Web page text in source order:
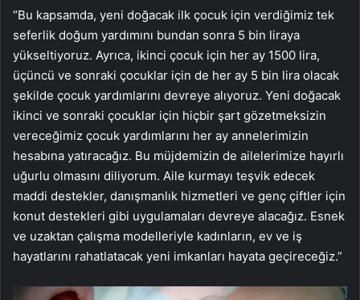
“Bu kapsamda, yeni doğacak ilk çocuk için verdiğimiz tek
seferlik doğum yardımını bundan sonra 5 bin liraya
yükseltiyoruz. Ayrıca, ikinci çocuk için her ay 1500 lira,
üçüncü ve sonraki çocuklar için de her ay 5 bin lira olacak
şekilde çocuk yardımlarını devreye alıyoruz. Yeni doğacak
ikinci ve sonraki çocuklar için hiçbir şart gözetmeksizin
vereceğimiz çocuk yardımlarını her ay annelerimizin
hesabına yatıracağız. Bu müjdemizin de ailelerimize hayırlı
uğurlu olmasını diliyorum. Aile kurmayı teşvik edecek
maddi destekler, danışmanlık hizmetleri ve genç çiftler için
konut destekleri gibi uygulamaları devreye alacağız. Esnek
ve uzaktan çalışma modelleriyle kadınların, ev ve iş
hayatlarını rahatlatacak yeni imkanları hayata geçireceğiz.”